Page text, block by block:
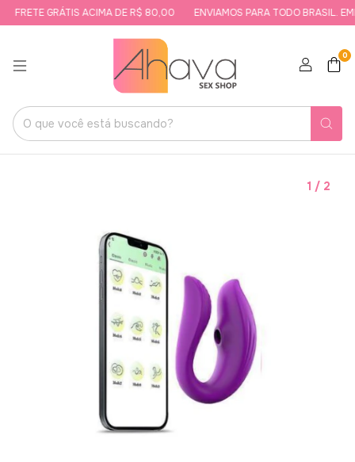
FRETE GRÁTIS ACIMA DE R$ 80,00 ENVIAMOS PARA TODO BRASIL.
0
1 / 2